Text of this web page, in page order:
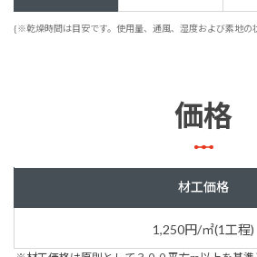
{※乾燥時間は目安です。使用量、通風、湿度および素地の
価格
材工価格
1,250円/㎡(1工程)